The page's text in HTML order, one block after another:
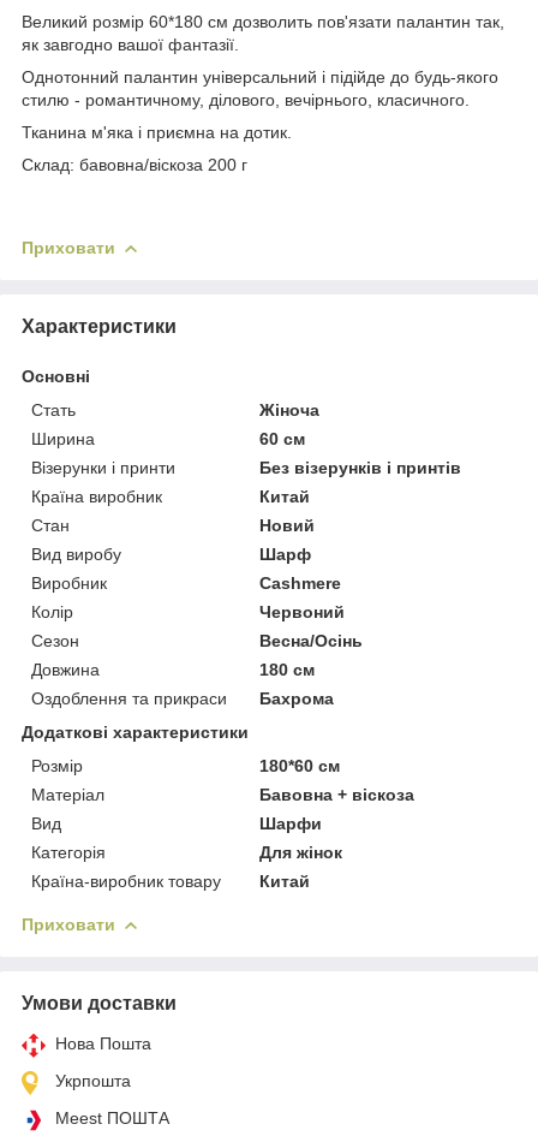
Великий розмір 60*180 см дозволить пов'язати палантин так,
як завгодно вашої фантазії.
Однотонний палантин універсальний і підійде до будь-якого
стилю - романтичному, ділового, вечірнього, класичного.
Тканина м'яка і приємна на дотик.
Склад: бавовна/віскоза 200 г
Приховати
Характеристики
Основні
Стать
Жіноча
Ширина
60 см
Візерунки і принти
Без візерунків і принтів
Країна виробник
Китай
Стан
Новий
Вид виробу
Шарф
Виробник
Cashmere
Колір
Червоний
Сезон
Весна/Осінь
Довжина
180 см
Оздоблення та прикраси
Бахрома
Додаткові характеристики
Розмір
180*60 см
Матеріал
Бавовна + віскоза
Вид
Шарфи
Категорія
Для жінок
Країна-виробник товару
Китай
Приховати
Умови доставки
Нова Пошта
Укрпошта
Meest ПОШТА